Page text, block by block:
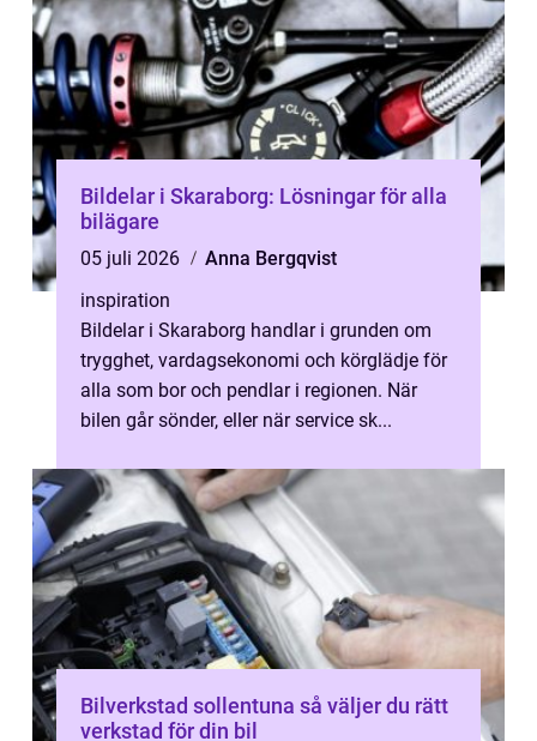
Bildelar i Skaraborg: Lösningar för alla
bilägare
05 juli 2026
Anna Bergqvist
inspiration
Bildelar i Skaraborg handlar i grunden om
trygghet, vardagsekonomi och körglädje för
alla som bor och pendlar i regionen. När
bilen går sönder, eller när service sk...
Bilverkstad sollentuna så väljer du rätt
verkstad för din bil